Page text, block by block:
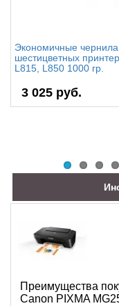
Экономичные
шестицветных
L815, L850 1000 гр.
3 025 руб.
Преимущества
Canon PIXMA